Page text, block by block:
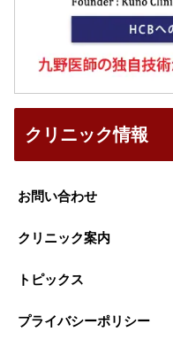
クリニック情報
お問い合わせ
クリニック案内
トピックス
プライバシーポリシー